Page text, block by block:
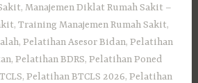
Manajemen Diklat Rumah Sakit –
Training Manajemen Rumah Sakit,
Pelatihan Asesor Bidan, Pelatihan
Pelatihan BDRS, Pelatihan Poned
Pelatihan BTCLS 2026, Pelatihan